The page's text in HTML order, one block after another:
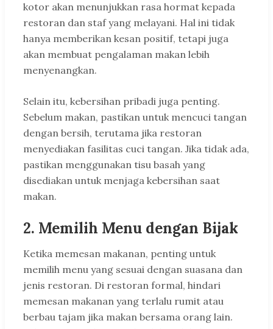
kotor akan menunjukkan rasa hormat kepada
restoran dan staf yang melayani. Hal ini tidak
hanya memberikan kesan positif, tetapi juga
akan membuat pengalaman makan lebih
menyenangkan.
Selain itu, kebersihan pribadi juga penting.
Sebelum makan, pastikan untuk mencuci tangan
dengan bersih, terutama jika restoran
menyediakan fasilitas cuci tangan. Jika tidak ada,
pastikan menggunakan tisu basah yang
disediakan untuk menjaga kebersihan saat
makan.
2. Memilih Menu dengan Bijak
Ketika memesan makanan, penting untuk
memilih menu yang sesuai dengan suasana dan
jenis restoran. Di restoran formal, hindari
memesan makanan yang terlalu rumit atau
berbau tajam jika makan bersama orang lain.